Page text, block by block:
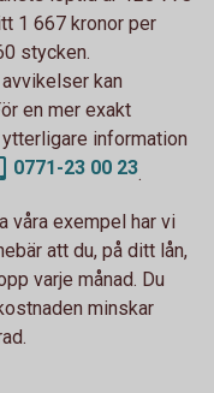
1 667 kronor per
stycken.
kan
en mer exakt
information
0771-23 00 23.
våra exempel har vi
att du, på ditt lån,
varje månad. Du
minskar